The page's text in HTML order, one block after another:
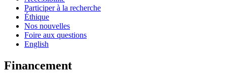
Participer à la recherche
Éthique
Nos nouvelles
Foire aux questions
English
Financement